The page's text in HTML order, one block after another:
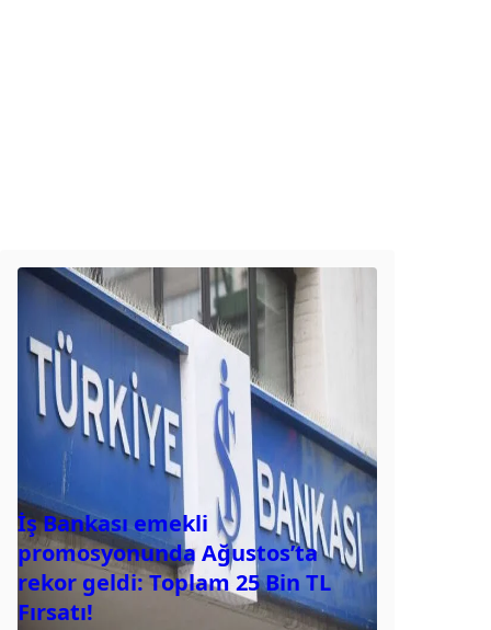
İş Bankası emekli
promosyonunda Ağustos’ta
rekor geldi: Toplam 25 Bin TL
Fırsatı!